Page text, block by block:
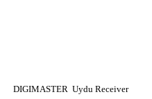
DIGIMASTER Uydu Receiver